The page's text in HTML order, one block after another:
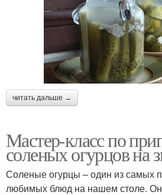
читать дальше →
Мастер-класс по
соленых огурцов на
Соленые огурцы – один из самых
любимых блюд на нашем столе.